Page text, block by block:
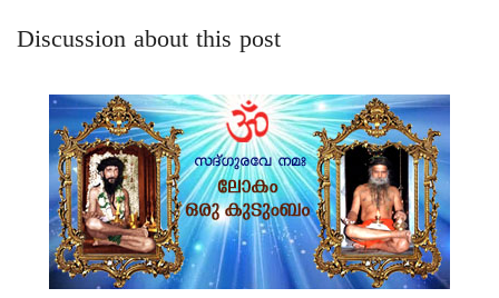
Discussion about this post